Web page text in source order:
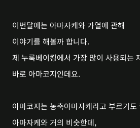
이번달에는 아마자케와 가열에 관해
이야기를 해볼까 합니다.
제 누룩베이킹에서 가장 많이 사용되는
바로 아마코지인데요.
아마코지는 농축아마자케라고 부르기도
아마자케와 거의 비슷한데,